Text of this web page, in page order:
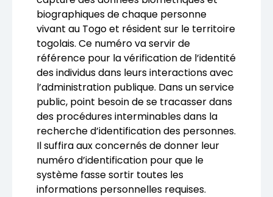
biographiques de chaque personne
vivant au Togo et résident sur le territoire
togolais. Ce numéro va servir de
référence pour la vérification de l’identité
des individus dans leurs interactions avec
l’administration publique. Dans un service
public, point besoin de se tracasser dans
des procédures interminables dans la
recherche d’identification des personnes.
Il suffira aux concernés de donner leur
numéro d’identification pour que le
système fasse sortir toutes les
informations personnelles requises.